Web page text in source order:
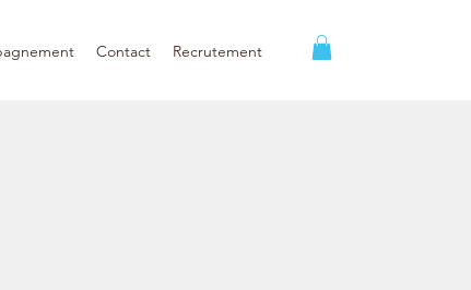
Contact Recrutement